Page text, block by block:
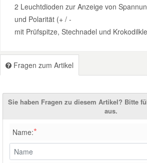
2 Leuchtdioden zur Anzeige von
und Polarität (+ / -
mit Prüfspitze, Stechnadel und
Fragen zum Artikel
Sie haben Fragen zu diesem Artikel? Bitte
aus.
Name:*
Skoda Ersatzteile
Suzuki Ersatzteile
Toyota Ersatzteile
Vauxhall Ersatzteile
Volvo Ersatzteile